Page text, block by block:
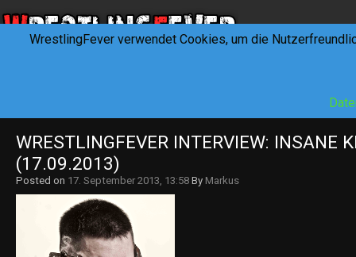
WRESTLINGFEVER INTERVIEW: INSANE
(17.09.2013)
Posted on 17. September 2013, 13:58 By Markus
WrestlingFever verwendet Cookies, um die